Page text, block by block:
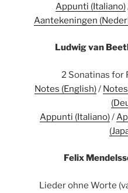
Appunti (Italiano)
Aantekeningen
Ludwig van
2 Sonatinas for
Notes (English)/
Appunti (Italiano)/
Felix
Lieder ohne Worte